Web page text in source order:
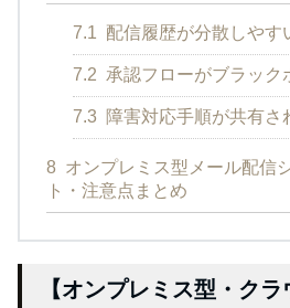
7.1 配信履歴が分散しやす
7.2 承認フローがブラック
7.3 障害対応手順が共有さ
8 オンプレミス型メール配信
ト・注意点まとめ
【オンプレミス型・ク